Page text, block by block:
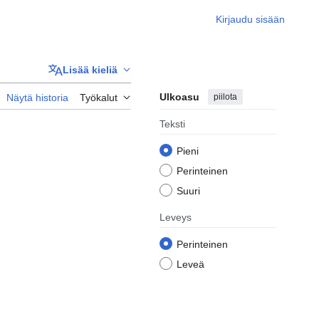
Kirjaudu sisään
Lisää kieliä
Näytä historia Työkalut Ulkoasu piilota
Teksti
Pieni
Perinteinen
Suuri
Leveys
Perinteinen
Leveä